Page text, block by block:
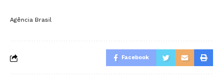
Agência Brasil
Facebook